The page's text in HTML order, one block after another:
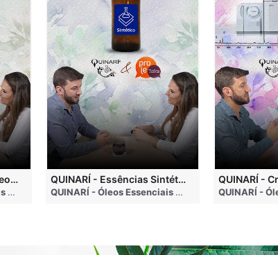
QUINARÍ - Inalação de Óleos Essenciais e Seus Benefícios
QUINARÍ - Óleos Essenciais e Aromaterapia • 3 months ago
QUINARÍ - Essências Sintéticas NÃO Funcionam na Aromaterapia
QUINARÍ - Óleos Essenciais e Aromaterapia • 3